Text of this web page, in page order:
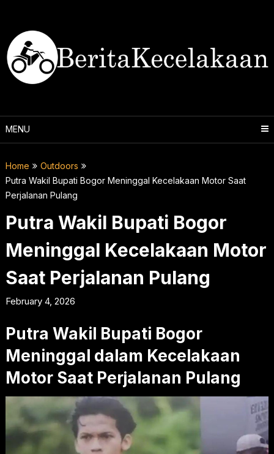
content
MENU
Home
Outdoors
Putra Wakil Bupati Bogor Meninggal Kecelakaan Motor Saat
Perjalanan Pulang
Putra Wakil Bupati Bogor
Meninggal Kecelakaan Motor
Saat Perjalanan Pulang
February 4, 2026
Putra Wakil Bupati Bogor
Meninggal dalam Kecelakaan
Motor Saat Perjalanan Pulang